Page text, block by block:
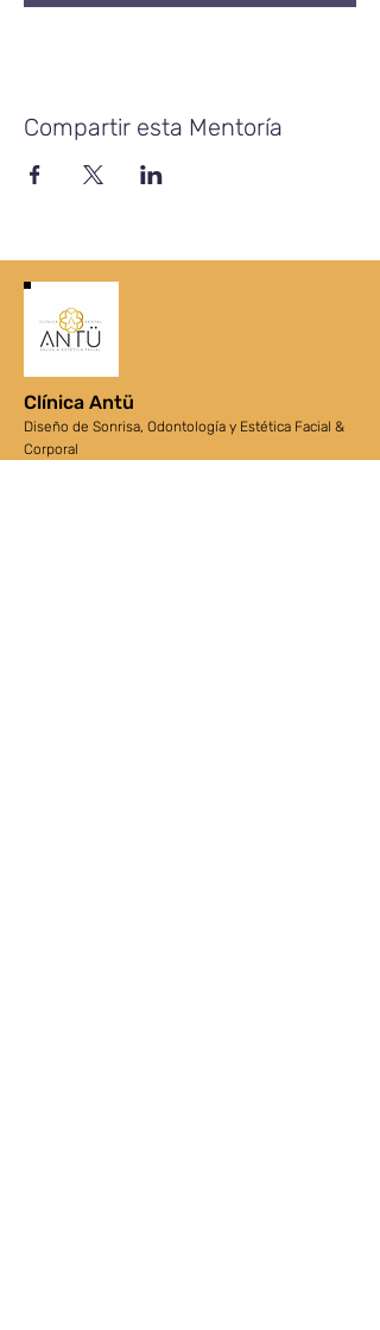
Compartir esta Mentoría
Clínica Antü
Diseño de Sonrisa, Odontología y Estética Facial &
Corporal